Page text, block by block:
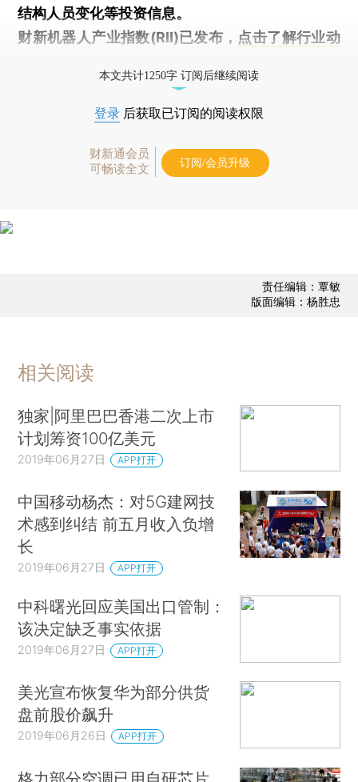
结构人员变化等投资信息。
财新机器人产业指数(RII)已发布， 点击了解行业动
本文共计1250字 订阅后继续阅读
登录 后获取已订阅的阅读权限
财新通会员
可畅读全文
订阅/会员升级
责任编辑：覃敏
版面编辑：杨胜忠
相关阅读
独家|阿里巴巴香港二次上市
计划筹资100亿美元
2019年06月27日 APP打开
中国移动杨杰：对5G建网技
术感到纠结 前五月收入负增
长
2019年06月27日 APP打开
中科曙光回应美国出口管制：
该决定缺乏事实依据
2019年06月27日 APP打开
美光宣布恢复华为部分供货
盘前股价飙升
2019年06月26日 APP打开